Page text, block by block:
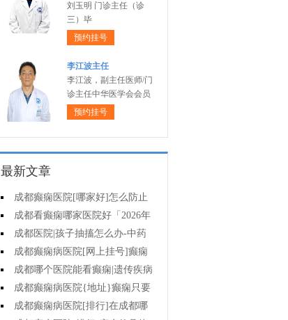
刘玉明 门诊主任（诊
三）毕
预约挂号
李江波主任
李江波，副主任医师/门
诊主任中华医学会会员
预约挂号
最新文章
成都癫痫医院[哪家好]怎么防止
癫痫发作?
成都看癫痫哪家医院好「2026年
度公布」生活中容易被忽视的癫痫
诱因有哪些?
成都医院|孩子抽搐怎么办-中药
治疗癫痫可以治好吗?
成都癫痫病医院[网上挂号]癫痫
的日常护理要点有哪些?
成都哪个医院能看癫痫|遗传疾病
中有癫痫吗?
成都癫痫病医院{地址}癫痫只要
手术就能治好吗?
成都癫痫病医院[排行]在成都哪